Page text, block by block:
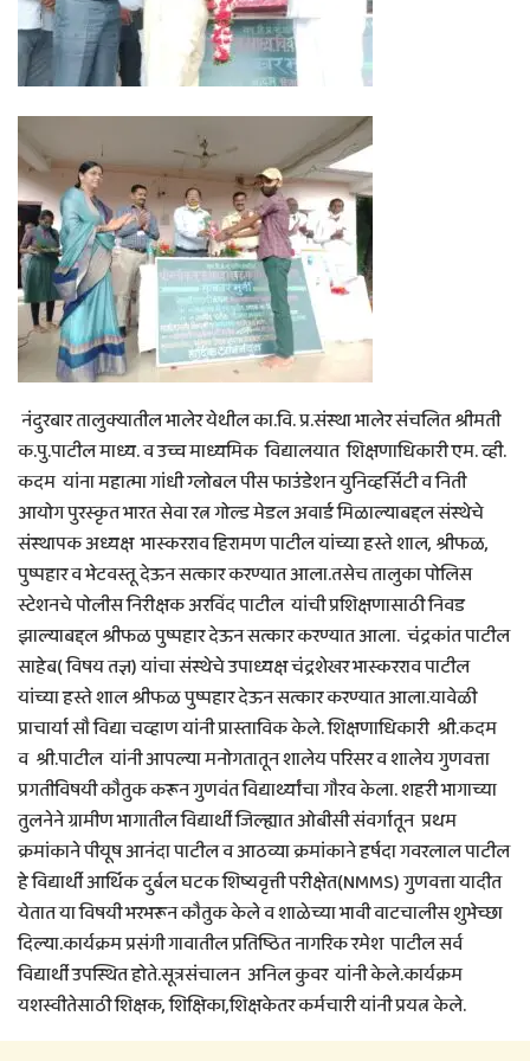
नंदुरबार तालुक्यातील भालेर येथील का.वि. प्र.संस्था भालेर संचलित श्रीमती
क.पु.पाटील माध्य. व उच्च माध्यमिक विद्यालयात शिक्षणाधिकारी एम. व्ही.
कदम यांना महात्मा गांधी ग्लोबल पीस फाउंडेशन युनिव्हर्सिटी व निती
आयोग पुरस्कृत भारत सेवा रत्न गोल्ड मेडल अवार्ड मिळाल्याबद्दल संस्थेचे
संस्थापक अध्यक्ष भास्करराव हिरामण पाटील यांच्या हस्ते शाल, श्रीफळ,
पुष्पहार व भेटवस्तू देऊन सत्कार करण्यात आला.तसेच तालुका पोलिस
स्टेशनचे पोलीस निरीक्षक अरविंद पाटील यांची प्रशिक्षणासाठी निवड
झाल्याबद्दल श्रीफळ पुष्पहार देऊन सत्कार करण्यात आला. चंद्रकांत पाटील
साहेब( विषय तज्ञ) यांचा संस्थेचे उपाध्यक्ष चंद्रशेखर भास्करराव पाटील
यांच्या हस्ते शाल श्रीफळ पुष्पहार देऊन सत्कार करण्यात आला.यावेळी
प्राचार्या सौ विद्या चव्हाण यांनी प्रास्ताविक केले. शिक्षणाधिकारी श्री.कदम
व श्री.पाटील यांनी आपल्या मनोगतातून शालेय परिसर व शालेय गुणवत्ता
प्रगतीविषयी कौतुक करून गुणवंत विद्यार्थ्यांचा गौरव केला. शहरी भागाच्या
तुलनेने ग्रामीण भागातील विद्यार्थी जिल्ह्यात ओबीसी संवर्गातून प्रथम
क्रमांकाने पीयूष आनंदा पाटील व आठव्या क्रमांकाने हर्षदा गवरलाल पाटील
हे विद्यार्थी आर्थिक दुर्बल घटक शिष्यवृत्ती परीक्षेत(NMMS) गुणवत्ता यादीत
येतात या विषयी भरभरून कौतुक केले व शाळेच्या भावी वाटचालीस शुभेच्छा
दिल्या.कार्यक्रम प्रसंगी गावातील प्रतिष्ठित नागरिक रमेश पाटील सर्व
विद्यार्थी उपस्थित होते.सूत्रसंचालन अनिल कुवर यांनी केले.कार्यक्रम
यशस्वीतेसाठी शिक्षक, शिक्षिका,शिक्षकेतर कर्मचारी यांनी प्रयत्न केले.